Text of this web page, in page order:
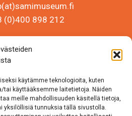
käytämme teknologioita, kuten
tai käyttääksemme laitetietoja. Näiden
meille mahdollisuuden käsitellä tietoja,
yksilöllisiä tunnuksia tällä sivustolla.
(0)400 898 212
0625907-2
46
Inari